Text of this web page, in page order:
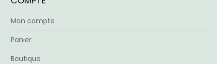
Mon compte
Panier
Boutique